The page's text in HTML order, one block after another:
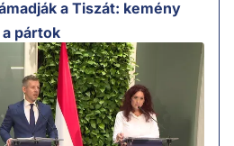
a Tiszát: kemény
pártok